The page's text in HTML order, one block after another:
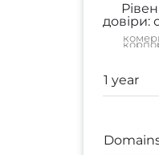
довіри: